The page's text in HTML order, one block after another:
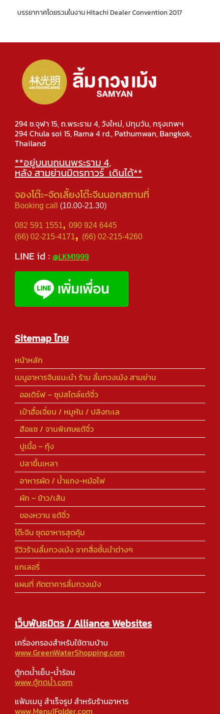
บรรยากาศโดยรวมในงาน Hitachi Dealer Convention 2017
294 ซ.จุฬา 15, ถ.พระราม 4, วังใหม่, ปทุมวัน, กรุงเทพฯ
294 Chula soi 15, Rama 4 rd., Pathumwan, Bangkok,
Thailand
**อยู่บนนถนนพระราม 4,
หลัง สามย่านมิตรทาวร์ เดินได้**
จองโต๊ะ-จัดเลีัยงโต๊ะจีนนอกสถานที่
Booking call (10.00-21.30)
082 591 1551, 090 924 6445
(66) 02-215-4171, (66) 02-215-4260
LINE id : @LKM1999
Sitemap ไทย
หน้าหลัก
เมนูอาหารจีนแนะนำ ร้าน ลิ้มกวงเม้ง สามย่าน
ออเดิร์ฟ – ซุปสไตล์แต๋จิ๋ว
เป๋าฮื้อเจี๋ยน / หมูหัน / ปลิงทะเล
ฮือแซ / จานพิเศษแต้จิ๋ว
ปูเนื้อ – กุ้ง
ปลาขึ้นเหลา
อาหารผัด / น้ำแกง-หม้อไฟ
ผัก – ข้าว/เส้น
ของหวาน แต้จิ๋ว
โต๊ะจีน ชุดอาหารสุดคุ้ม
รีวิวร้านลิ้มกวงเม้ง จากสื่อชั้นนำต่างๆ
แกเลอรี่
แผนที่ ภัตตาคารลิ้มกวงเม้ง
เว็บพันธมิตร / Alliance Websites
เครื่องกรองสำหรับใช้ตามบ้าน
www.GreenWaterShopping.com
ตู้กดน้ำเย็น-น้ำร้อน
www.ตู้กดน้ำ.com
แฟ้มเมนู สำเร็จรูป สำหรับร้านอาหาร
www.Menu1Folder.com